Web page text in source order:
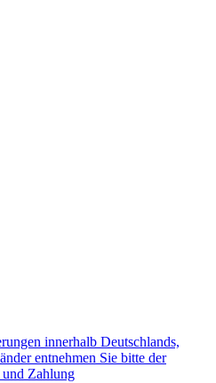
innerhalb Deutschlands,
entnehmen Sie bitte der
und Zahlung